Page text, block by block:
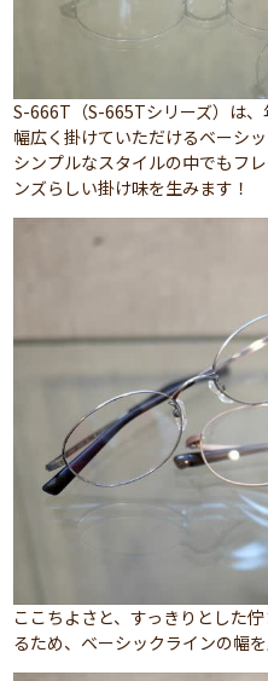
S-666T（S-665Tシリーズ）は
幅広く掛けていただけるベーシ
シンプルなスタイルの中でもフ
ンズらしい掛け味を生みます！
ここちよさと、すっきりとした
るため、ベーシックラインの幅